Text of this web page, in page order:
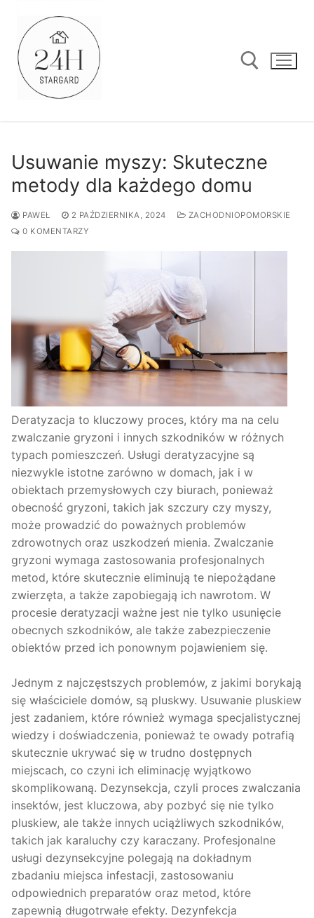
treści
Usuwanie myszy: Skuteczne
metody dla każdego domu
PAWEŁ 2 PAŹDZIERNIKA, 2024
ZACHODNIOPOMORSKIE
0 KOMENTARZY
Deratyzacja to kluczowy proces, który ma na celu
zwalczanie gryzoni i innych szkodników w różnych
typach pomieszczeń. Usługi deratyzacyjne są
niezwykle istotne zarówno w domach, jak i w
obiektach przemysłowych czy biurach, ponieważ
obecność gryzoni, takich jak szczury czy myszy,
może prowadzić do poważnych problemów
zdrowotnych oraz uszkodzeń mienia. Zwalczanie
gryzoni wymaga zastosowania profesjonalnych
metod, które skutecznie eliminują te niepożądane
zwierzęta, a także zapobiegają ich nawrotom. W
procesie deratyzacji ważne jest nie tylko usunięcie
obecnych szkodników, ale także zabezpieczenie
obiektów przed ich ponownym pojawieniem się.
Jednym z najczęstszych problemów, z jakimi borykają
się właściciele domów, są pluskwy. Usuwanie pluskiew
jest zadaniem, które również wymaga specjalistycznej
wiedzy i doświadczenia, ponieważ te owady potrafią
skutecznie ukrywać się w trudno dostępnych
miejscach, co czyni ich eliminację wyjątkowo
skomplikowaną. Dezynsekcja, czyli proces zwalczania
insektów, jest kluczowa, aby pozbyć się nie tylko
pluskiew, ale także innych uciążliwych szkodników,
takich jak karaluchy czy karaczany. Profesjonalne
usługi dezynsekcyjne polegają na dokładnym
zbadaniu miejsca infestacji, zastosowaniu
odpowiednich preparatów oraz metod, które
zapewnią długotrwałe efekty. Dezynfekcja